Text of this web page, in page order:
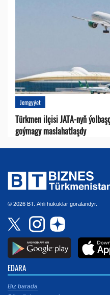
Jemgyýet
Türkmen ilçisi JATA-nyň
goýmagy maslahatlaşdy
© 2026 BT. Ähli hukuklar goralandyr.
EDARA
Biz barada